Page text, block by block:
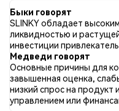
отношении SLINKY во
Медвежий. Всего было
SLINKY. В Twitter NaN%
сравнению с NaN%
NaN% твитов были
Эти данные основаны на 0
Быки говорят
SLINKY обладает
ликвидностью и
инвестиции
Медведи говорят
Основные причины для
завышенная оценка,
низкий спрос на
управлением или